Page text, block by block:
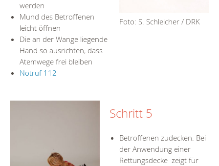
Foto: S. Schleicher / DRK
werden
Mund des Betroffenen
leicht öffnen
Die an der Wange liegende
Hand so ausrichten, dass
Atemwege frei bleiben
Notruf 112
Schritt 5
Betroffenen zudecken. Bei
der Anwendung einer
Rettungsdecke zeigt für